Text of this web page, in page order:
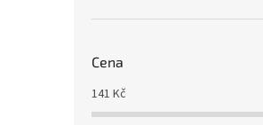
Cena
141 Kč